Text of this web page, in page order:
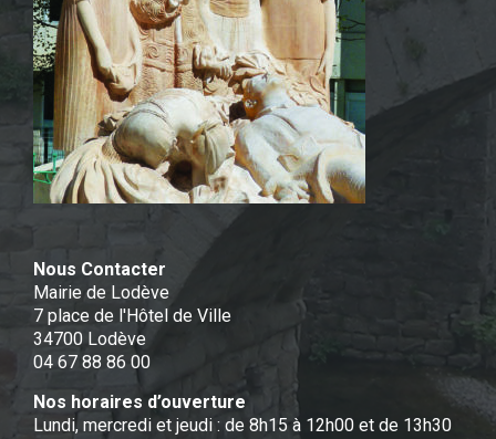
Nous Contacter
Mairie de Lodève
7 place de l'Hôtel de Ville
34700 Lodève
04 67 88 86 00
Nos horaires d’ouverture
Lundi, mercredi et jeudi : de 8h15 à 12h00 et de 13h30